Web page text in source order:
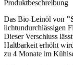
Produktbeschreibung
Das Bio-Leinöl von
lichtundurchlässigen
Dieser Verschluss
Haltbarkeit erhöht
zu 4 Monate im